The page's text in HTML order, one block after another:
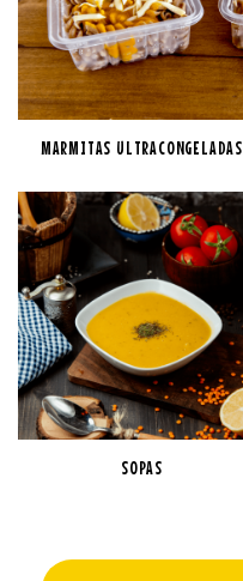
MARMITAS ULTRACONGELADAS
SOPAS